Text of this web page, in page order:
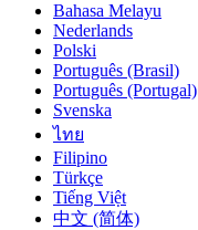
Bahasa Melayu
Nederlands
Polski
Português (Brasil)
Português (Portugal)
Svenska
ไทย
Filipino
Türkçe
Tiếng Việt
中文 (简体)